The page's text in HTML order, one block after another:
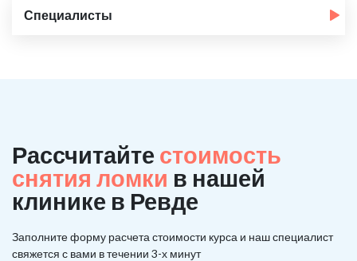
Специалисты
Рассчитайте стоимость
снятия ломки в нашей
клинике в Ревде
Заполните форму расчета стоимости курса и наш специалист
свяжется с вами в течении 3-х минут